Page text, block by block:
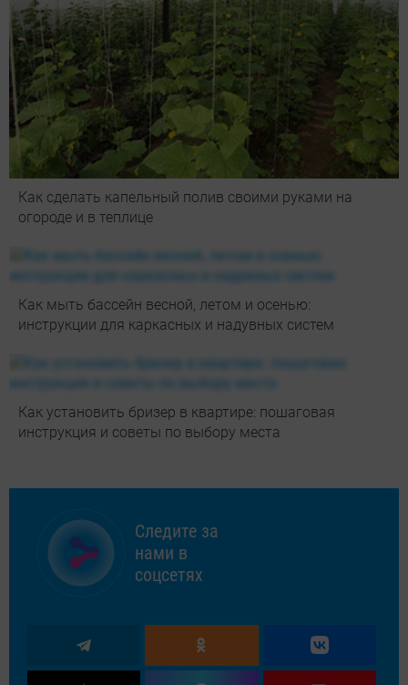
Как сделать капельный полив своими руками на
огороде и в теплице
Как мыть бассейн весной, летом и осенью:
инструкции для каркасных и надувных систем
Как установить бризер в квартире: пошаговая
инструкция и советы по выбору места
Следите за
нами в
соцсетях